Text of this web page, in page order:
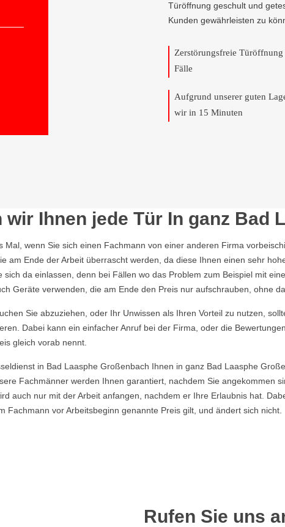
Türöffnung geschult und
Kunden gewährleisten zu
Zerstörungsfreie
Fälle
Aufgrund unserer guten
wir in 15 Minuten
Ihnen jede Tür In ganz Bad
wenn Sie sich einen Fachmann von einer anderen Firma
am Ende der Arbeit überrascht werden, da diese Ihnen einen sehr
da einlassen, denn bei Fällen wo das Problem zum Beispiel mit
Geräte verwenden, die am Ende den Preis nur aufschrauben, ohne
Sie abzuziehen, oder Ihr Unwissen als Ihren Vorteil zu nutzen,
Dabei kann ein einfacher Anruf bei der Firma, oder die
gleich vorab nennt.
in Bad Laasphe Großenbach Ihnen in ganz Bad Laasphe
Fachmänner werden Ihnen garantiert, nachdem Sie angekommen
auch nur mit der Arbeit anfangen, nachdem er Ihre Erlaubnis hat.
vor Arbeitsbeginn genannte Preis gilt, und ändert sich nicht.
Rufen Sie uns